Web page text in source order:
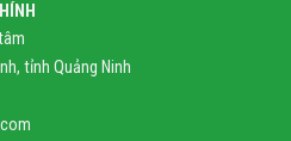
tỉnh Quảng Ninh